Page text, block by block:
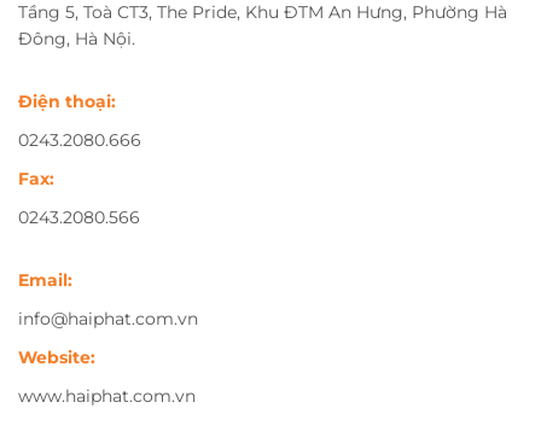
Tầng 5, Toà CT3, The Pride, Khu ĐTM An Hưng, Phường Hà
Đông, Hà Nội.
Điện thoại:
0243.2080.666
Fax:
0243.2080.566
Email:
info@haiphat.com.vn
Website:
www.haiphat.com.vn